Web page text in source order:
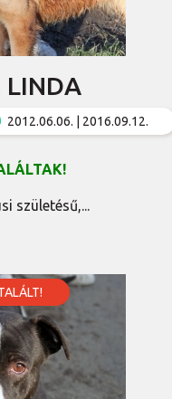
LINDA
2012.06.06. | 2016.09.12.
születésű,...